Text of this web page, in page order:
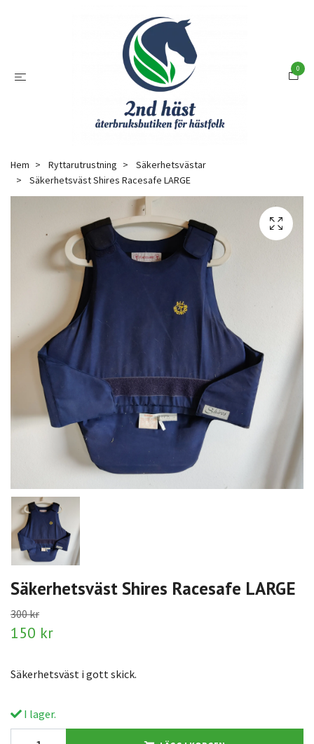
0
Hem Ryttarutrustning
Säkerhetsvästar
Säkerhetsväst Shires Racesafe LARGE
Säkerhetsväst Shires Racesafe LARGE
300 kr
150 kr
Säkerhetsväst i gott skick.
I lager.